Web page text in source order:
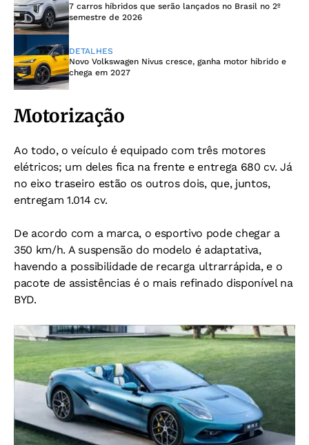
7 carros híbridos que serão lançados no Brasil no 2º
semestre de 2026
DETALHES
Novo Volkswagen Nivus cresce, ganha motor híbrido e
chega em 2027
Motorização
Ao todo, o veículo é equipado com três motores
elétricos; um deles fica na frente e entrega 680 cv. Já
no eixo traseiro estão os outros dois, que, juntos,
entregam 1.014 cv.
De acordo com a marca, o esportivo pode chegar a
350 km/h. A suspensão do modelo é adaptativa,
havendo a possibilidade de recarga ultrarrápida, e o
pacote de assistências é o mais refinado disponível na
BYD.